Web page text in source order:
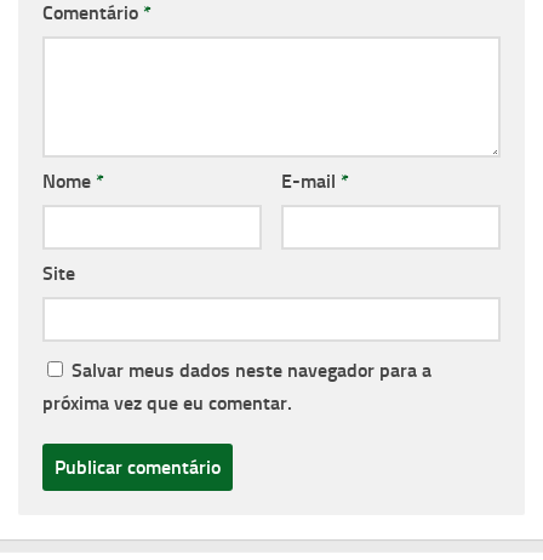
Comentário *
Nome * E-mail *
Site
Salvar meus dados neste navegador para a
próxima vez que eu comentar.